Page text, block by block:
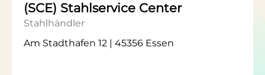
(SCE) Stahlservice Center
Stahlhändler
Am Stadthafen 12 | 45356 Essen